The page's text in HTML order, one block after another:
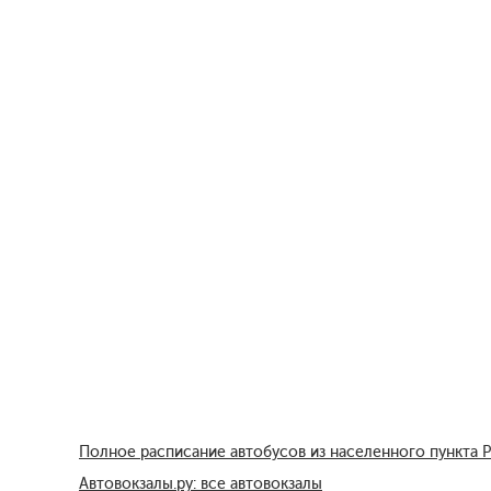
Полное расписание автобусов из населенного пункта
Автовокзалы.ру: все автовокзалы